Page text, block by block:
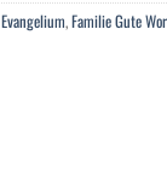
Evangelium,Familie Gute